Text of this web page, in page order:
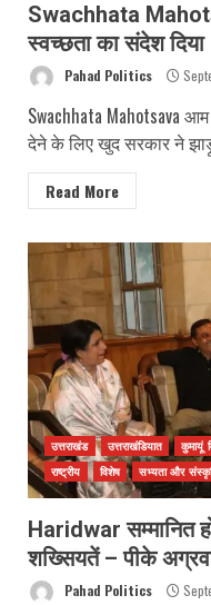
Swachhata
स्वच्छता का संदेश दिया
Pahad Politics
Swachhata Mahotsava
देने के लिए खुद सरकार ने
Read More
उत्तराखंड उत्तराखंडियात कुमायूं
राष्ट्रीय
विशेष सभ्यता और
Haridwar सम्मानित
शख्सियतें – पीके
Pahad Politics